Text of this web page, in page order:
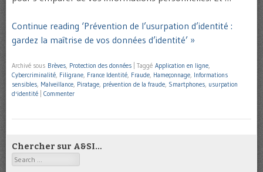
Continue reading ‘Prévention de l’usurpation d’identité :
gardez la maîtrise de vos données d’identité’ »
Archivé sous Brèves, Protection des données Taggé Application en ligne,
Cybercriminalité, Filigrane, France Identité, Fraude, Hameçonnage, Informations
sensibles, Malveillance, Piratage, prévention de la fraude, Smartphones, usurpation
d'identité
Commenter
Chercher sur A&SI…
Search